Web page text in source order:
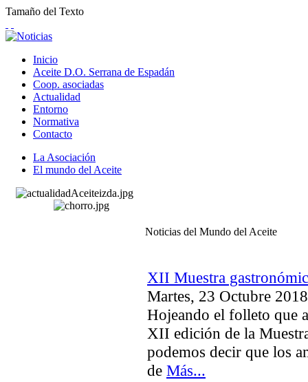
Tamaño del Texto
Inicio
Aceite D.O. Serrana de Espadán
Coop. asociadas
Actualidad
Entorno
Normativa
Contacto
La Asociación
El mundo del Aceite
Noticias del Mundo del Aceite
XII Muestra
Martes, 23 Octubre
Hojeando el folleto que
XII edición de la
podemos decir que los
de Más...